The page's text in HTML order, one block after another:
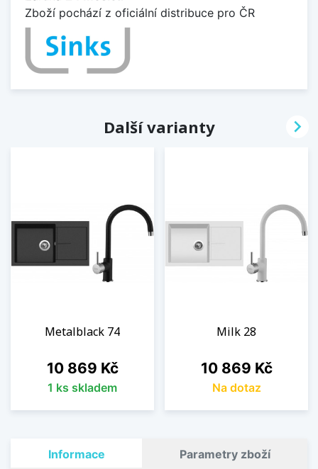
Zboží pochází z oficiální distribuce pro ČR
Další varianty
Metalblack 74
Cena
10 869 Kč
1 ks skladem
Milk 28
Cena
10 869 Kč
Na dotaz

Informace Parametry zboží